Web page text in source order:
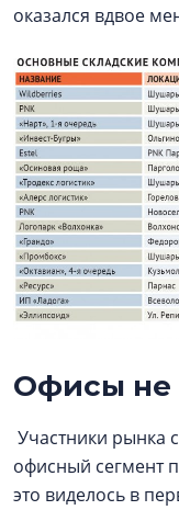
оказался вдвое
Офисы не
Участники рынка
офисный сегмент
это виделось в